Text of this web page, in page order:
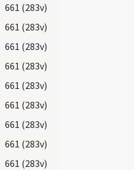
661 (283v)
661 (283v)
661 (283v)
661 (283v)
661 (283v)
661 (283v)
661 (283v)
661 (283v)
661 (283v)